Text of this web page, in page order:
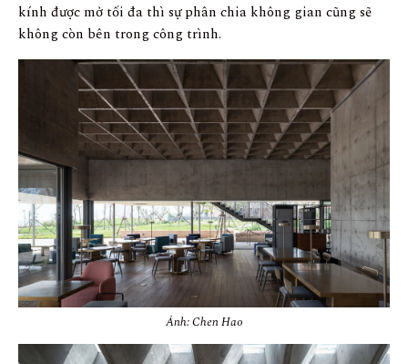
kính được mở tối đa thì sự phân chia không gian cũng sẽ
không còn bên trong công trình.
Ảnh: Chen Hao